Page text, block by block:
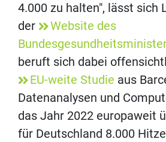
4.000 zu halten", lässt sich
der
Website des
beruft sich dabei
EU-weite Studie aus
Datenanalysen und
das Jahr 2022 europaweit
für Deutschland 8.000